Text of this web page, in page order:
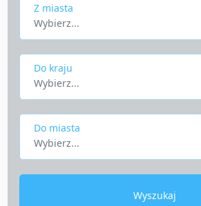
Z miasta
Wybierz...
Do kraju
Wybierz...
Do miasta
Wybierz...
Wyszukaj